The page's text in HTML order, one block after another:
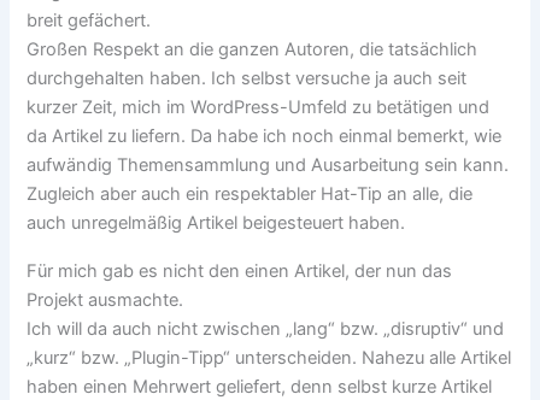
breit gefächert.
Großen Respekt an die ganzen Autoren, die tatsächlich
durchgehalten haben. Ich selbst versuche ja auch seit
kurzer Zeit, mich im WordPress-Umfeld zu betätigen und
da Artikel zu liefern. Da habe ich noch einmal bemerkt, wie
aufwändig Themensammlung und Ausarbeitung sein kann.
Zugleich aber auch ein respektabler Hat-Tip an alle, die
auch unregelmäßig Artikel beigesteuert haben.
Für mich gab es nicht den einen Artikel, der nun das
Projekt ausmachte.
Ich will da auch nicht zwischen „lang“ bzw. „disruptiv“ und
„kurz“ bzw. „Plugin-Tipp“ unterscheiden. Nahezu alle Artikel
haben einen Mehrwert geliefert, denn selbst kurze Artikel